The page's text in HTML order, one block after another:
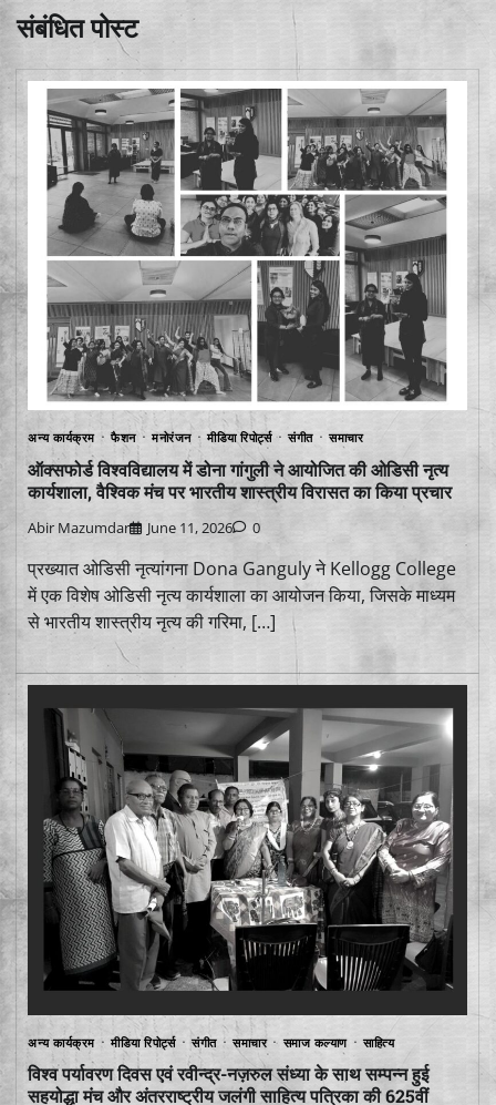
संबंधित पोस्ट
अन्य कार्यक्रम फैशन मनोरंजन मीडिया रिपोर्ट्स संगीत समाचार
ऑक्सफोर्ड विश्वविद्यालय में डोना गांगुली ने आयोजित की ओडिसी नृत्य
कार्यशाला, वैश्विक मंच पर भारतीय शास्त्रीय विरासत का किया प्रचार
Abir Mazumdar June 11, 2026 0
प्रख्यात ओडिसी नृत्यांगना Dona Ganguly ने Kellogg College
में एक विशेष ओडिसी नृत्य कार्यशाला का आयोजन किया, जिसके माध्यम
से भारतीय शास्त्रीय नृत्य की गरिमा, […]
अन्य कार्यक्रम मीडिया रिपोर्ट्स संगीत समाचार समाज कल्याण साहित्य
विश्व पर्यावरण दिवस एवं रवीन्द्र-नज़रुल संध्या के साथ सम्पन्न हुई
सहयोद्धा मंच और अंतरराष्ट्रीय जलंगी साहित्य पत्रिका की 625वीं